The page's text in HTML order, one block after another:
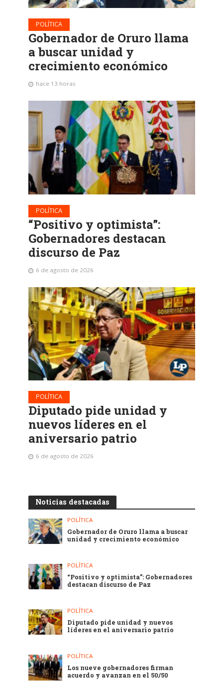
POLÍTICA
Gobernador de Oruro llama
a buscar unidad y
crecimiento económico
hace 13 horas
POLÍTICA
“Positivo y optimista”:
Gobernadores destacan
discurso de Paz
6 de agosto de 2026
POLÍTICA
Diputado pide unidad y
nuevos líderes en el
aniversario patrio
6 de agosto de 2026
Noticias destacadas
POLÍTICA
Gobernador de Oruro llama a buscar
unidad y crecimiento económico
POLÍTICA
“Positivo y optimista”: Gobernadores
destacan discurso de Paz
POLÍTICA
Diputado pide unidad y nuevos
líderes en el aniversario patrio
POLÍTICA
Los nueve gobernadores firman
acuerdo y avanzan en el 50/50